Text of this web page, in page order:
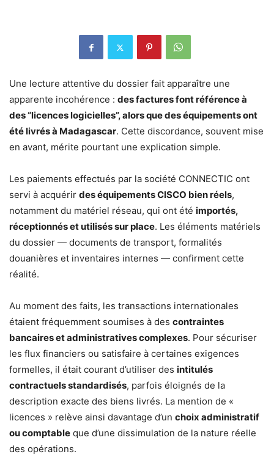
Une lecture attentive du dossier fait apparaître une
apparente incohérence : des factures font référence à
des “licences logicielles”, alors que des équipements ont
été livrés à Madagascar. Cette discordance, souvent mise
en avant, mérite pourtant une explication simple.
Les paiements effectués par la société CONNECTIC ont
servi à acquérir des équipements CISCO bien réels,
notamment du matériel réseau, qui ont été importés,
réceptionnés et utilisés sur place. Les éléments matériels
du dossier — documents de transport, formalités
douanières et inventaires internes — confirment cette
réalité.
Au moment des faits, les transactions internationales
étaient fréquemment soumises à des contraintes
bancaires et administratives complexes. Pour sécuriser
les flux financiers ou satisfaire à certaines exigences
formelles, il était courant d’utiliser des intitulés
contractuels standardisés, parfois éloignés de la
description exacte des biens livrés. La mention de «
licences » relève ainsi davantage d’un choix administratif
ou comptable que d’une dissimulation de la nature réelle
des opérations.